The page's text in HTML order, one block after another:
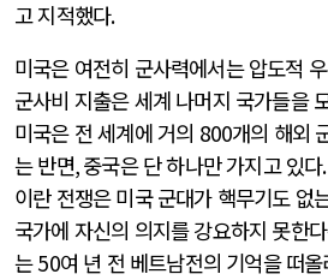
고 지적했다.
미국은 여전히 군사력에서는 압도적
군사비 지출은 세계 나머지 국가들을
미국은 전 세계에 거의 800개의 해외
는 반면,중국은 단 하나만 가지고 있다.
이란 전쟁은 미국 군대가 핵무기도 없
국가에 자신의 의지를 강요하지 못한
는50여 년 전 베트남전의 기억을 떠